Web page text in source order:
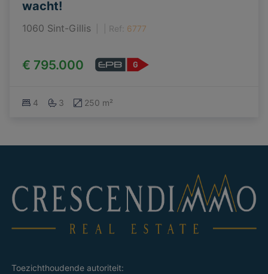
wacht!
1060 Sint-Gillis Ref: 6777
€ 795.000
4 3 250 m²
Toezichthoudende autoriteit: